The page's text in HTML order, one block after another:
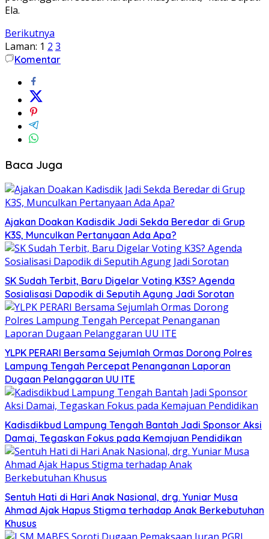
Ela.
Berikutnya
Laman: 1 2 3
Komentar
Baca Juga
Ajakan Doakan Kadisdik Jadi Sekda Beredar di Grup
K3S, Munculkan Pertanyaan Ada Apa?
SK Sudah Terbit, Baru Digelar Voting K3S? Agenda
Sosialisasi Dapodik di Seputih Agung Jadi Sorotan
YLPK PERARI Bersama Sejumlah Ormas Dorong Polres
Lampung Tengah Percepat Penanganan Laporan
Dugaan Pelanggaran UU ITE
Kadisdikbud Lampung Tengah Bantah Jadi Sponsor Aksi
Damai, Tegaskan Fokus pada Kemajuan Pendidikan
Sentuh Hati di Hari Anak Nasional, drg. Yuniar Musa
Ahmad Ajak Hapus Stigma terhadap Anak Berkebutuhan
Khusus